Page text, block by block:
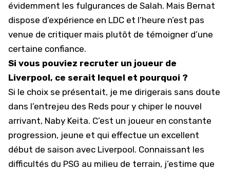
évidemment les fulgurances de Salah. Mais Bernat
dispose d’expérience en LDC et l’heure n’est pas
venue de critiquer mais plutôt de témoigner d’une
certaine confiance.
Si vous pouviez recruter un joueur de
Liverpool, ce serait lequel et pourquoi ?
Si le choix se présentait, je me dirigerais sans doute
dans l’entrejeu des Reds pour y chiper le nouvel
arrivant, Naby Keita. C’est un joueur en constante
progression, jeune et qui effectue un excellent
début de saison avec Liverpool. Connaissant les
difficultés du PSG au milieu de terrain, j’estime que